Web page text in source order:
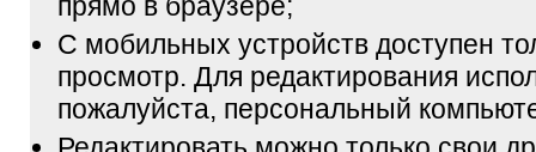
С мобильных устройств доступен
просмотр. Для редактирования
пожалуйста, персональный